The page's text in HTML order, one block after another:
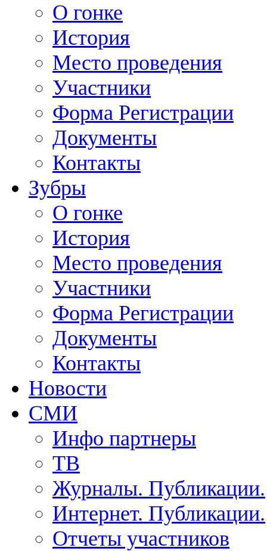
О гонке
История
Место проведения
Участники
Форма Регистрации
Документы
Контакты
Зубры
О гонке
История
Место проведения
Участники
Форма Регистрации
Документы
Контакты
Новости
СМИ
Инфо партнеры
ТВ
Журналы. Публикации.
Интернет. Публикации.
Отчеты участников